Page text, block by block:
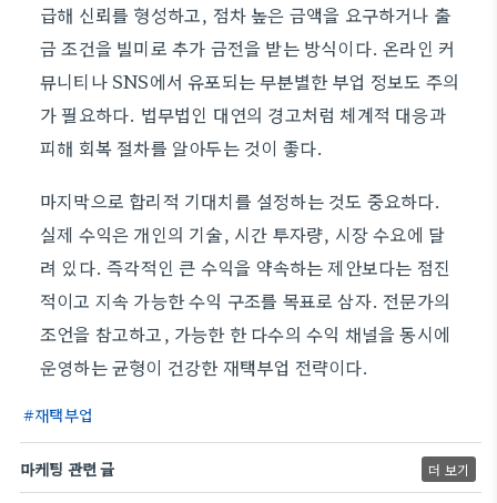
급해 신뢰를 형성하고, 점차 높은 금액을 요구하거나 출
금 조건을 빌미로 추가 금전을 받는 방식이다. 온라인 커
뮤니티나 SNS에서 유포되는 무분별한 부업 정보도 주의
가 필요하다. 법무법인 대연의 경고처럼 체계적 대응과
피해 회복 절차를 알아두는 것이 좋다.
마지막으로 합리적 기대치를 설정하는 것도 중요하다.
실제 수익은 개인의 기술, 시간 투자량, 시장 수요에 달
려 있다. 즉각적인 큰 수익을 약속하는 제안보다는 점진
적이고 지속 가능한 수익 구조를 목표로 삼자. 전문가의
조언을 참고하고, 가능한 한 다수의 수익 채널을 동시에
운영하는 균형이 건강한 재택부업 전략이다.
재택부업
마케팅 관련 글 더 보기